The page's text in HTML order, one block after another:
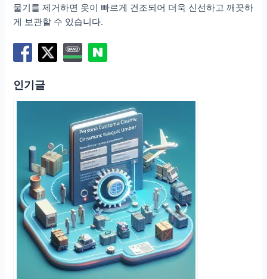
물기를 제거하면 옷이 빠르게 건조되어 더욱 신선하고 깨끗하
게 보관할 수 있습니다.
인기글